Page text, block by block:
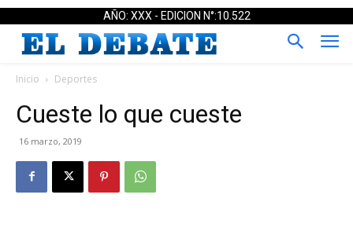
AÑO: XXX - EDICION N°:10.522
Inicio Deportes
Cueste lo que cueste
16 marzo, 2019